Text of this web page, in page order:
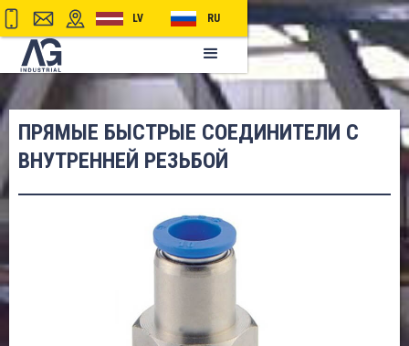
LV RU
ПРЯМЫЕ БЫСТРЫЕ СОЕДИНИТЕЛИ С
ВНУТРЕННЕЙ РЕЗЬБОЙ